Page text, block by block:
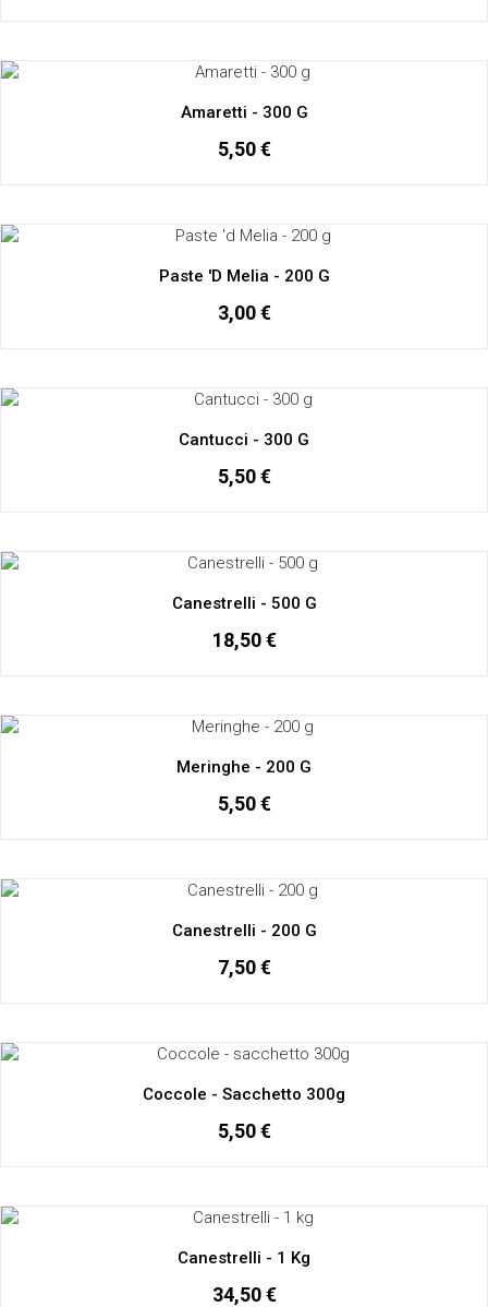
Amaretti - 300 G
5,50 €
Paste 'd Melia - 200 G
3,00 €
Cantucci - 300 G
5,50 €
Canestrelli - 500 G
18,50 €
Meringhe - 200 G
5,50 €
Canestrelli - 200 G
7,50 €
Coccole - Sacchetto 300g
5,50 €
Canestrelli - 1 Kg
34,50 €